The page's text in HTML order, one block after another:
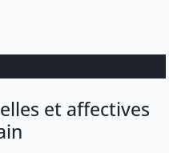
et affectives